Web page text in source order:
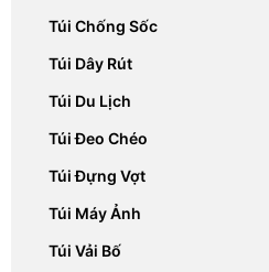
Túi Chống Sốc
Túi Dây Rút
Túi Du Lịch
Túi Đeo Chéo
Túi Đựng Vợt
Túi Máy Ảnh
Túi Vải Bố